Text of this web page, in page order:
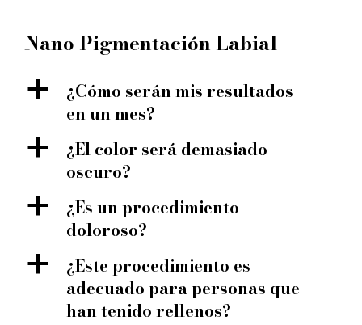
Nano Pigmentación Labial
a
¿Cómo serán mis resultados
en un mes?
a
¿El color será demasiado
oscuro?
a
¿Es un procedimiento
doloroso?
a
¿Este procedimiento es
adecuado para personas que
han tenido rellenos?